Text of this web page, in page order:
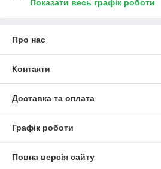
Показати весь графік роботи
Про нас
Контакти
Доставка та оплата
Графік роботи
Повна версія сайту